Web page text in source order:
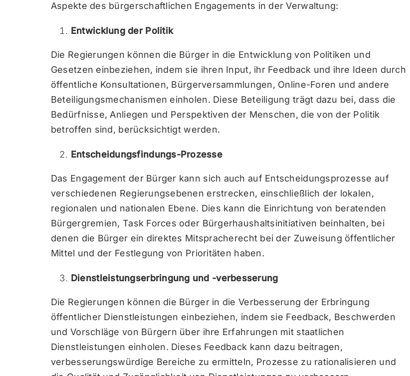
Aspekte des bürgerschaftlichen Engagements in der Verwaltung:
Entwicklung der Politik
Die Regierungen können die Bürger in die Entwicklung von Politiken und
Gesetzen einbeziehen, indem sie ihren Input, ihr Feedback und ihre Ideen durch
öffentliche Konsultationen, Bürgerversammlungen, Online-Foren und andere
Beteiligungsmechanismen einholen. Diese Beteiligung trägt dazu bei, dass die
Bedürfnisse, Anliegen und Perspektiven der Menschen, die von der Politik
betroffen sind, berücksichtigt werden.
Entscheidungsfindungs-Prozesse
Das Engagement der Bürger kann sich auch auf Entscheidungsprozesse auf
verschiedenen Regierungsebenen erstrecken, einschließlich der lokalen,
regionalen und nationalen Ebene. Dies kann die Einrichtung von beratenden
Bürgergremien, Task Forces oder Bürgerhaushaltsinitiativen beinhalten, bei
denen die Bürger ein direktes Mitspracherecht bei der Zuweisung öffentlicher
Mittel und der Festlegung von Prioritäten haben.
Dienstleistungserbringung und -verbesserung
Die Regierungen können die Bürger in die Verbesserung der Erbringung
öffentlicher Dienstleistungen einbeziehen, indem sie Feedback, Beschwerden
und Vorschläge von Bürgern über ihre Erfahrungen mit staatlichen
Dienstleistungen einholen. Dieses Feedback kann dazu beitragen,
verbesserungswürdige Bereiche zu ermitteln, Prozesse zu rationalisieren und